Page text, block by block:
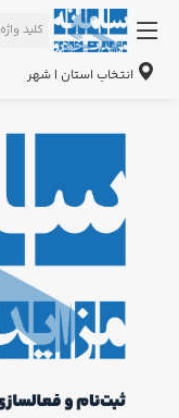
کلید واژه
انتخاب استان | شهر